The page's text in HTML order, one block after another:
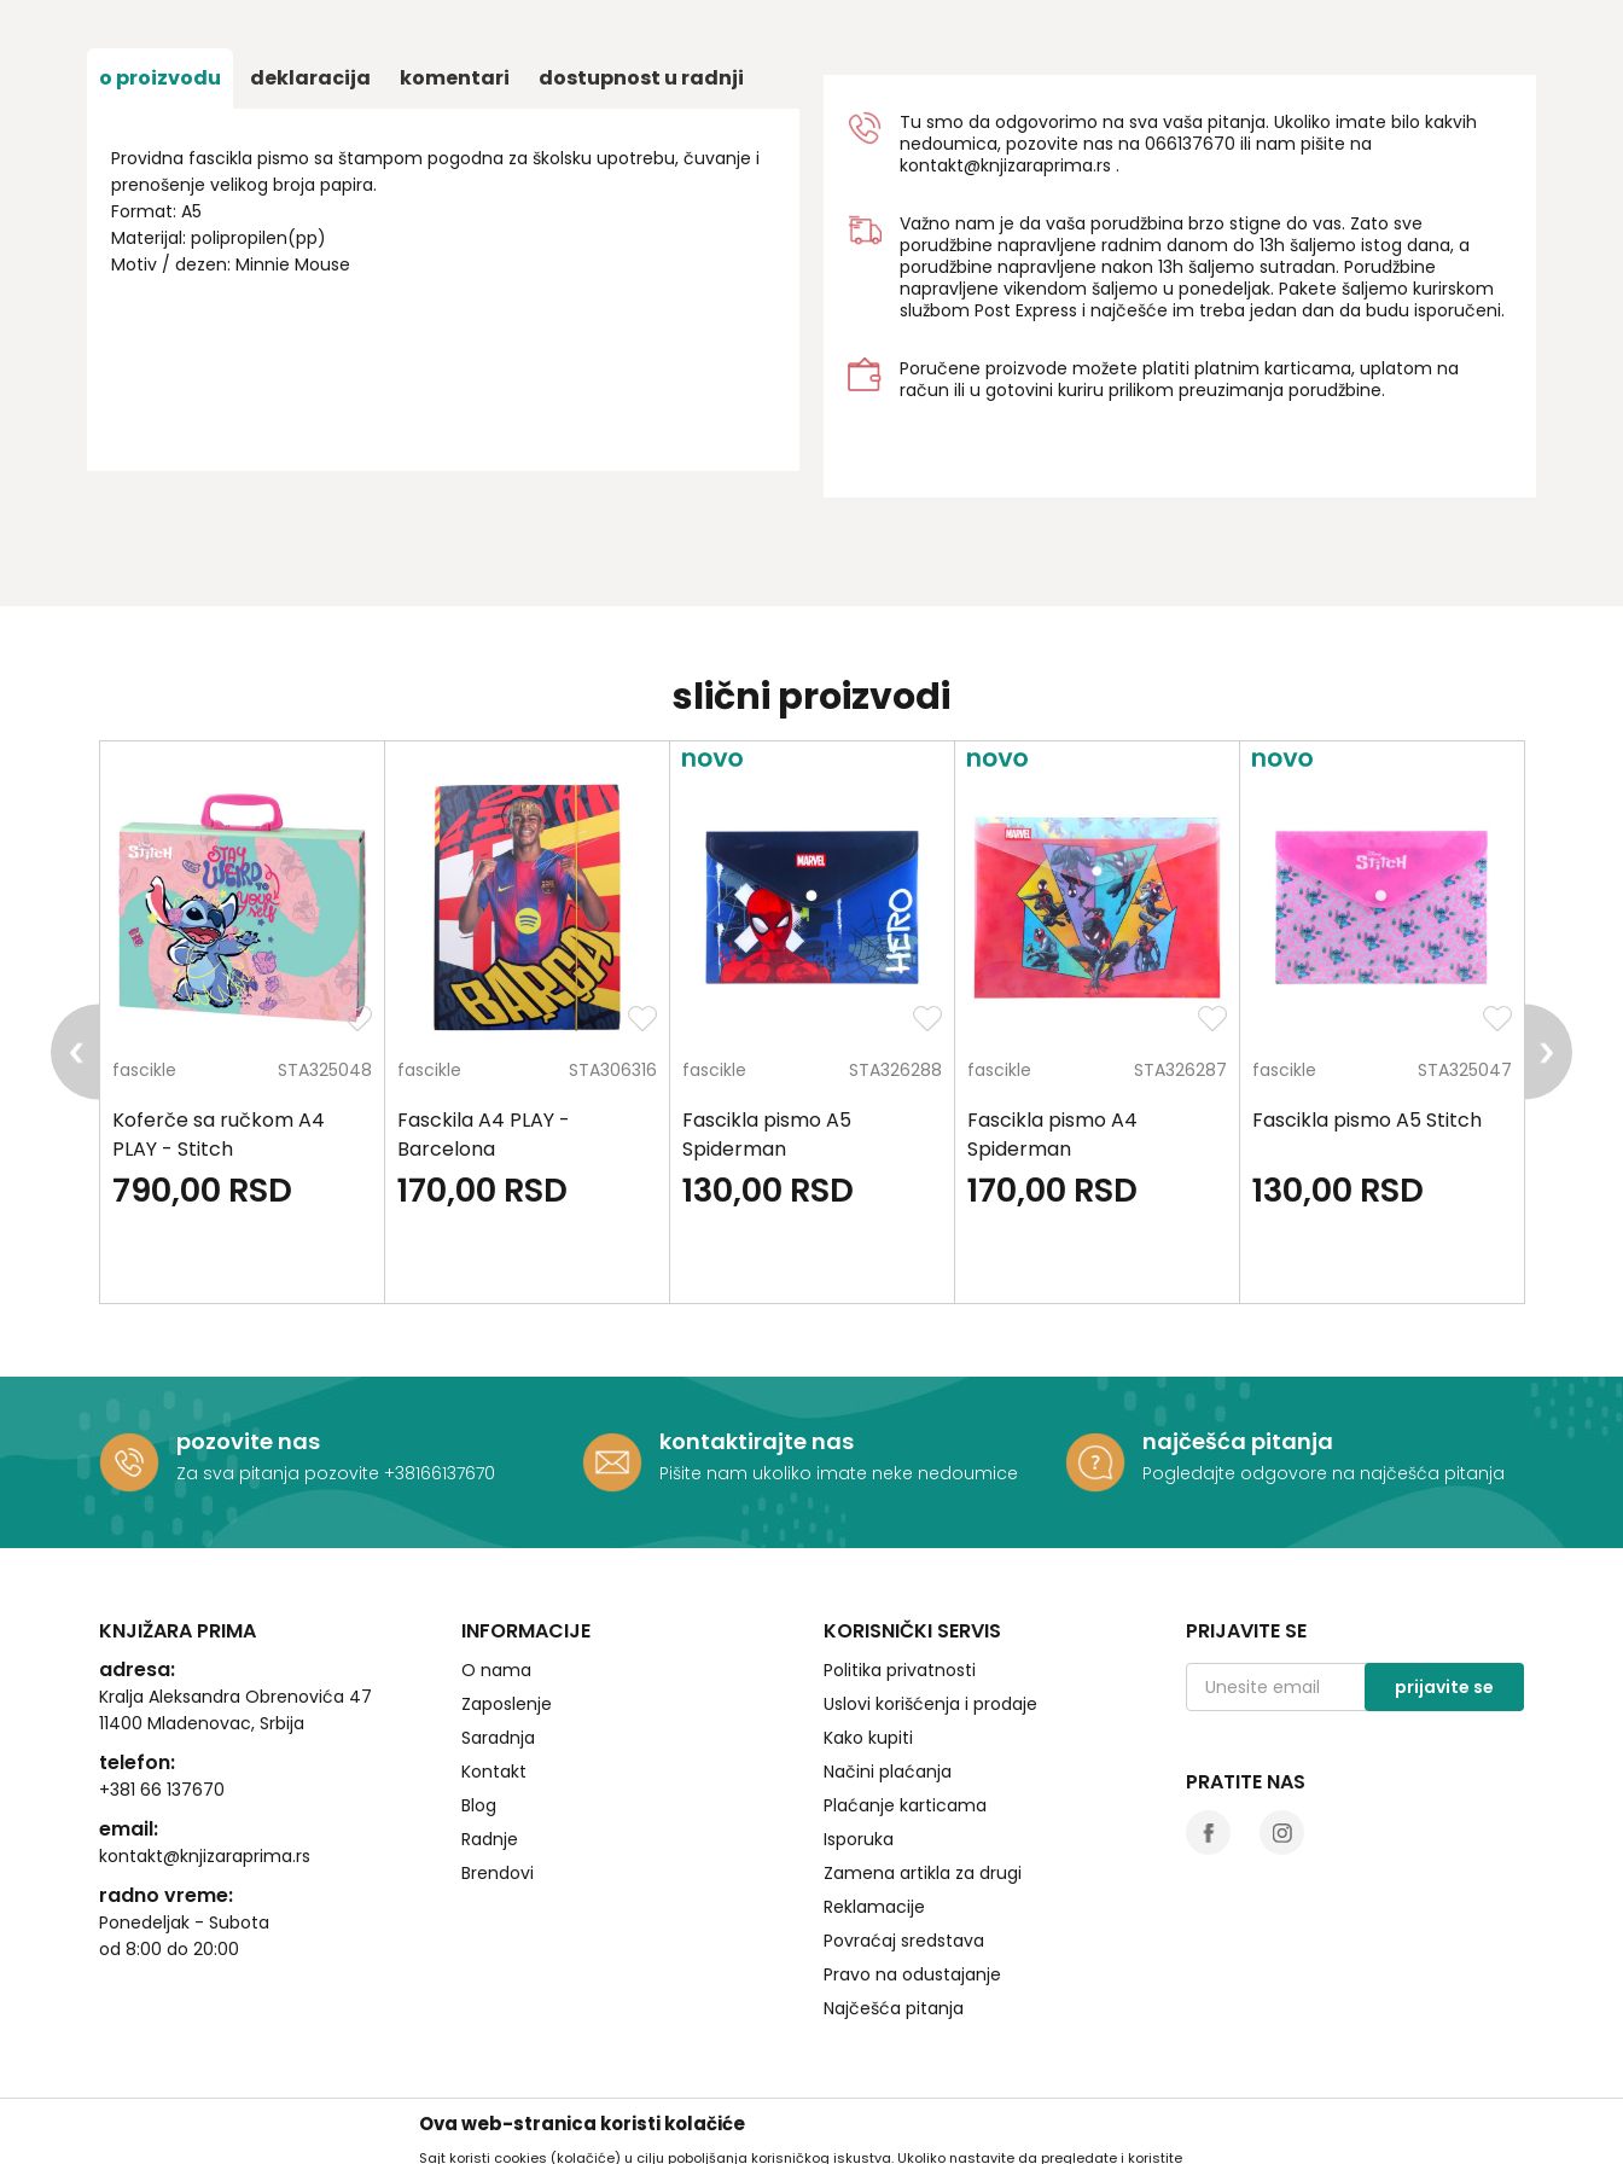
o proizvodu deklaracija komentari dostupnost u radnji
Providna fascikla pismo sa štampom pogodna za školsku upotrebu, čuvanje i
prenošenje velikog broja papira.
Format: A5
Materijal: polipropilen(pp)
Motiv / dezen: Minnie Mouse
Tu smo da odgovorimo na sva vaša pitanja. Ukoliko imate bilo kakvih
nedoumica, pozovite nas na 066137670 ili nam pišite na
kontakt@knjizaraprima.rs .
Važno nam je da vaša porudžbina brzo stigne do vas. Zato sve
porudžbine napravljene radnim danom do 13h šaljemo istog dana, a
porudžbine napravljene nakon 13h šaljemo sutradan. Porudžbine
napravljene vikendom šaljemo u ponedeljak. Pakete šaljemo kurirskom
službom Post Express i najčešće im treba jedan dan da budu isporučeni.
Poručene proizvode možete platiti platnim karticama, uplatom na
račun ili u gotovini kuriru prilikom preuzimanja porudžbine.
slični proizvodi
OFF545411 fascikle STA325048
Koferče sa ručkom A4
PLAY - Stitch
790,00 RSD
fascikle STA306316
Fasckila A4 PLAY -
Barcelona
170,00 RSD
fascikle STA326288
Fascikla pismo A5
Spiderman
130,00 RSD
fascikle STA326287
Fascikla pismo A4
Spiderman
170,00 RSD
fascikle STA325047
Fascikla pismo A5 Stitch
130,00 RSD
fascikle
pozovite nas
Za sva pitanja pozovite +38166137670
kontaktirajte nas
Pišite nam ukoliko imate neke nedoumice
najčešća pitanja
Pogledajte odgovore na najčešća pitanja
KNJIŽARA PRIMA
adresa:
Kralja Aleksandra Obrenovića 47
11400 Mladenovac, Srbija
telefon:
+381 66 137670
email:
kontakt@knjizaraprima.rs
radno vreme:
Ponedeljak - Subota
od 8:00 do 20:00
INFORMACIJE
O nama
Zaposlenje
Saradnja
Kontakt
Blog
Radnje
Brendovi
KORISNIČKI SERVIS
Politika privatnosti
Uslovi korišćenja i prodaje
Kako kupiti
Načini plaćanja
Plaćanje karticama
Isporuka
Zamena artikla za drugi
Reklamacije
Povraćaj sredstava
Pravo na odustajanje
Najčešća pitanja
PRIJAVITE SE
prijavite se
PRATITE NAS
Ova web-stranica koristi kolačiće
Sajt koristi cookies (kolačiće) u cilju poboljšanja korisničkog iskustva. Ukoliko nastavite da pregledate i koristite